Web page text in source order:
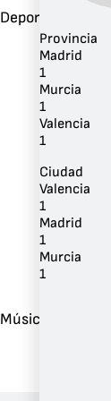
Deportes
Música
Provincia
Madrid
1
Murcia
1
Valencia
1
Ciudad
Valencia
1
Madrid
1
Murcia
1